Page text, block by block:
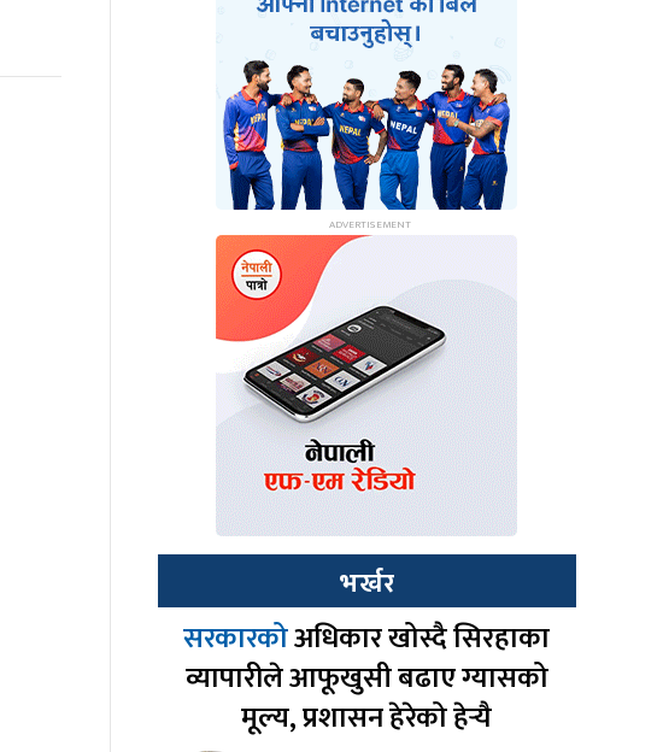
भर्खर
सरकारकोअधिकार खोस्दै सिरहाका
व्यापारीले आफूखुसी बढाए ग्यासको
मूल्य, प्रशासन हेरेको हेर्‍यै